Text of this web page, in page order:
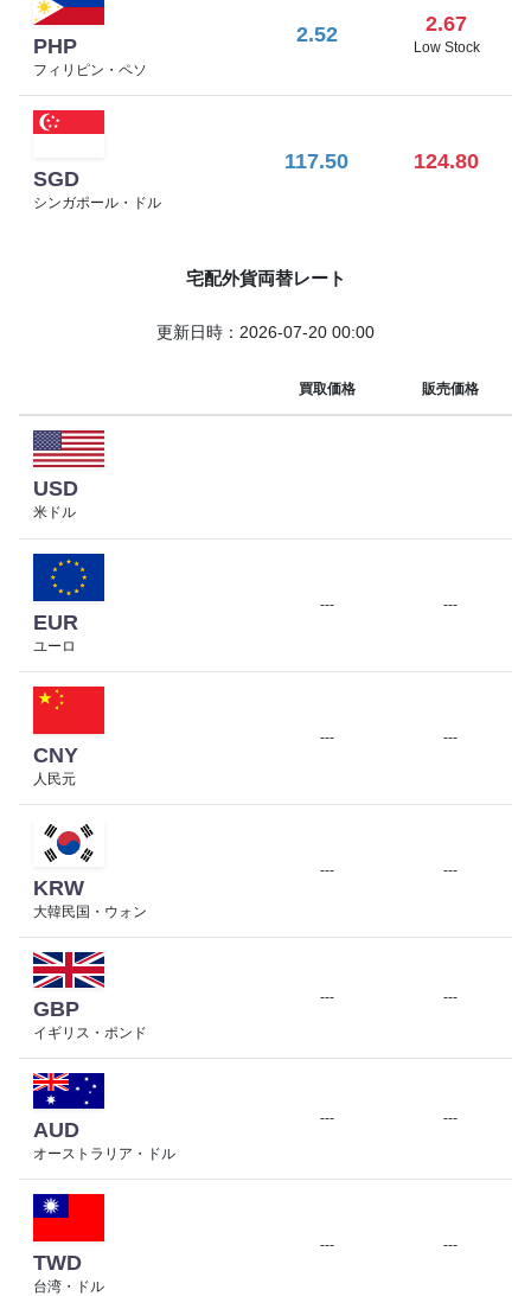
PHP
フィリピン・ペソ
2.52 2.67
Low Stock
SGD
シンガポール・ドル
117.50 124.80
宅配外貨両替レート
更新日時：2026-07-20 00:00
買取価格 販売価格
USD
米ドル
EUR
ユーロ
--- ---
CNY
人民元
--- ---
KRW
大韓民国・ウォン
--- ---
GBP
イギリス・ポンド
--- ---
AUD
オーストラリア・ドル
--- ---
TWD
台湾・ドル
--- ---